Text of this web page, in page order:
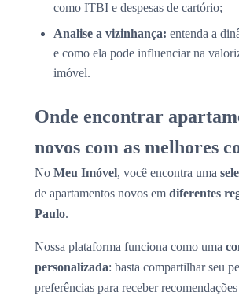
como ITBI e despesas de cartório;
Analise a vizinhança: entenda a
e como ela pode influenciar na
imóvel.
Onde encontrar
novos com as melhores
No Meu Imóvel, você encontra uma
de apartamentos novos em diferentes
Paulo.
Nossa plataforma funciona como uma
personalizada: basta compartilhar seu
preferências para receber